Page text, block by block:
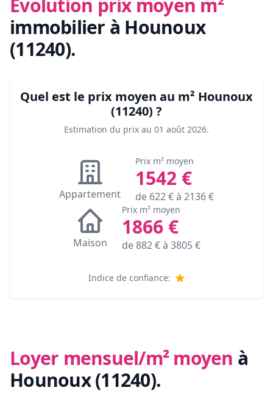
Évolution prix moyen m²
immobilier à Hounoux
(11240).
Quel est le prix moyen au m² Hounoux
(11240) ?
Estimation du prix au 01 août 2026.
Appartement
Prix m² moyen
1542 €
de 622€ à 2136€
Maison
Prix m² moyen
1866€
de882€ à 3805€
Indice de confiance:
Loyer mensuel/m² moyen à
Hounoux (11240).